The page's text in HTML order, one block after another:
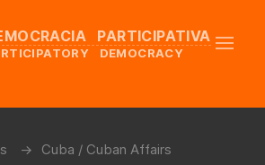
PARTICIPATIVA
DEMOCRACY
Cuba / Cuban Affairs